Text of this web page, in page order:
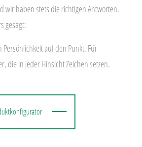
wir haben stets die richtigen Antworten.
gesagt:
auf den Punkt. Für
die in jeder Hinsicht Zeichen setzen.